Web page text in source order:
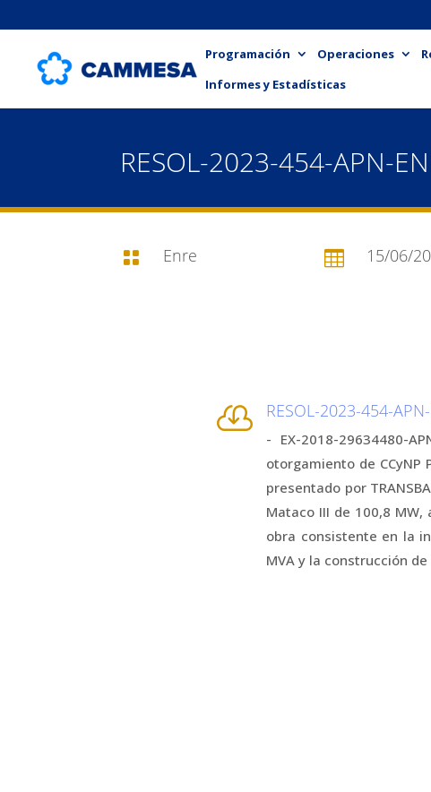
Programación Operaciones
Informes y Estadísticas
RESOL-2023-454-APN-
 Enre  15/06/
 RESOL-2023-454-
- EX-2018-29634480-
otorgamiento de
presentado por
Mataco III de 100,8
obra consistente en la
MVA y la construcción